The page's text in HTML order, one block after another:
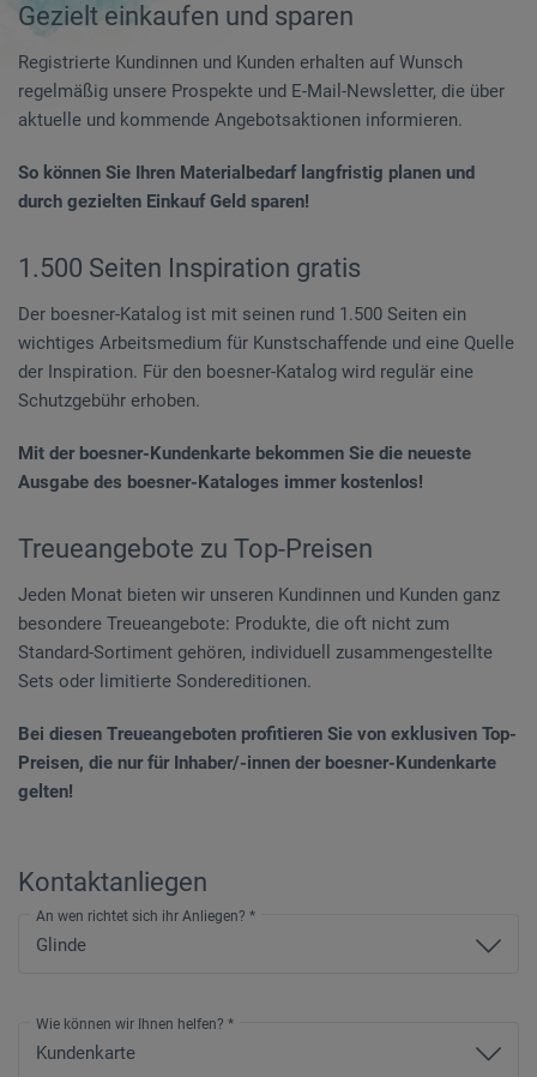
Gezielt einkaufen und sparen
Registrierte Kundinnen und Kunden erhalten auf Wunsch
regelmäßig unsere Prospekte und E-Mail-Newsletter, die über
aktuelle und kommende Angebotsaktionen informieren.
So können Sie Ihren Materialbedarf langfristig planen und
durch gezielten Einkauf Geld sparen!
1.500 Seiten Inspiration gratis
Der boesner-Katalog ist mit seinen rund 1.500 Seiten ein
wichtiges Arbeitsmedium für Kunstschaffende und eine Quelle
der Inspiration. Für den boesner-Katalog wird regulär eine
Schutzgebühr erhoben.
Mit der boesner-Kundenkarte bekommen Sie die neueste
Ausgabe des boesner-Kataloges immer kostenlos!
Treueangebote zu Top-Preisen
Jeden Monat bieten wir unseren Kundinnen und Kunden ganz
besondere Treueangebote: Produkte, die oft nicht zum
Standard-Sortiment gehören, individuell zusammengestellte
Sets oder limitierte Sondereditionen.
Bei diesen Treueangeboten profitieren Sie von exklusiven Top-
Preisen, die nur für Inhaber/-innen der boesner-Kundenkarte
gelten!
Kontaktanliegen
An wen richtet sich ihr Anliegen? *
Wie können wir Ihnen helfen? *